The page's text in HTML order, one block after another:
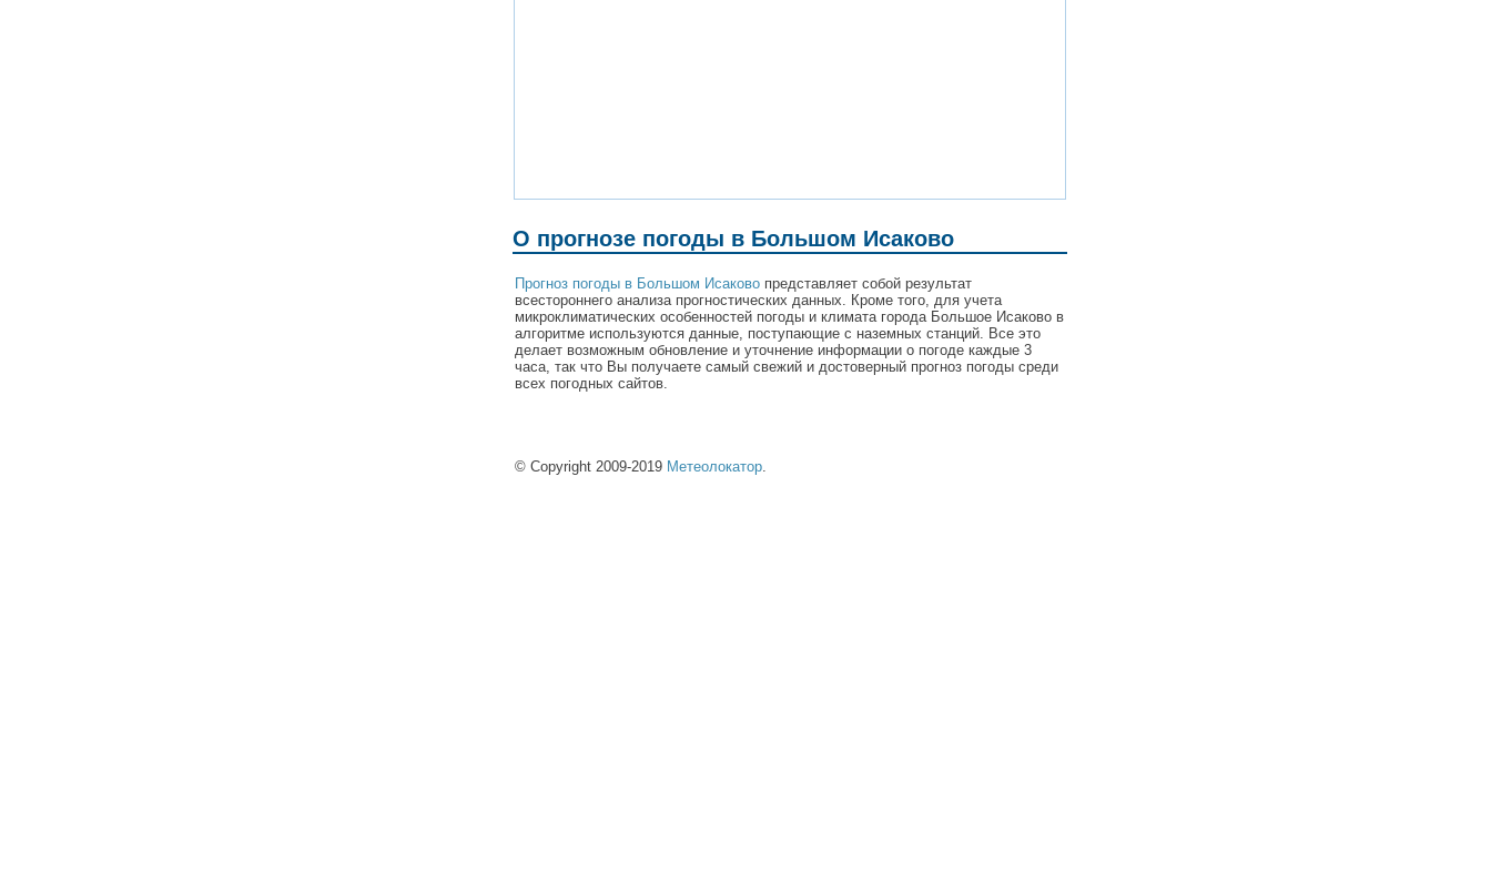
О прогнозе погоды в Большом Исаково
Прогноз погоды в Большом Исаково представляет собой результат
всестороннего анализа прогностических данных. Кроме того, для учета
микроклиматических особенностей погоды и климата города Большое Исаково в
алгоритме используются данные, поступающие с наземных станций. Все это
делает возможным обновление и уточнение информации о погоде каждые 3
часа, так что Вы получаете самый свежий и достоверный прогноз погоды среди
всех погодных сайтов.
© Copyright 2009-2019 Метеолокатор